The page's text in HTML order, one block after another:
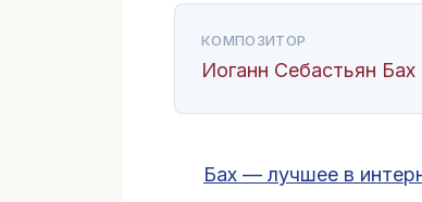
КОМПОЗИТОР
Иоганн Себастьян Бах
Бах — лучшее в